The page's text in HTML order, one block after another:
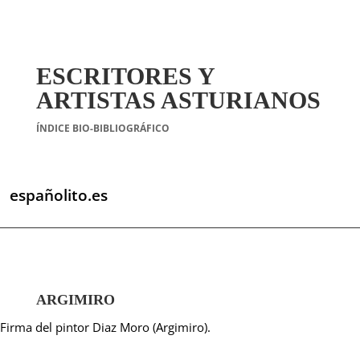
ESCRITORES Y
ARTISTAS ASTURIANOS
ÍNDICE BIO-BIBLIOGRÁFICO
españolito.es
ARGIMIRO
Firma del pintor Diaz Moro (Argimiro).